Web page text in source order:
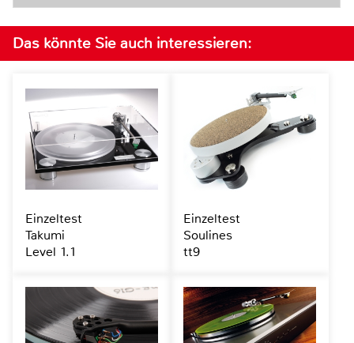
Das könnte Sie auch interessieren:
Einzeltest
Takumi
Level 1.1
Einzeltest
Soulines
tt9